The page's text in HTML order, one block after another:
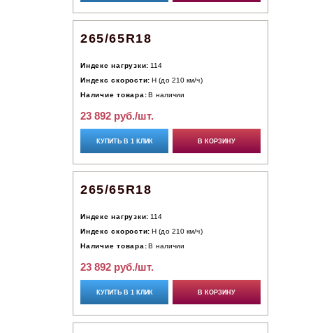
265/65R18
Индекс нагрузки: 114
Индекс скорости: H (до 210 км/ч)
Наличие товара: В наличии
23 892 руб./шт.
КУПИТЬ В 1 КЛИК В КОРЗИНУ
265/65R18
Индекс нагрузки: 114
Индекс скорости: H (до 210 км/ч)
Наличие товара: В наличии
23 892 руб./шт.
КУПИТЬ В 1 КЛИК В КОРЗИНУ